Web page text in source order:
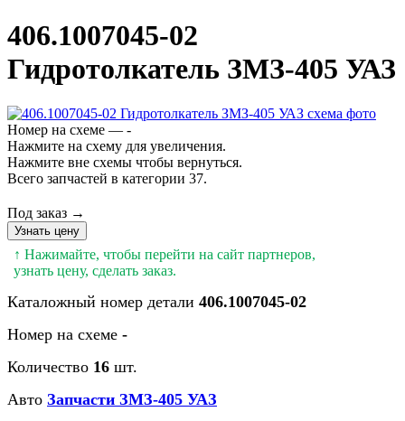
406.1007045-02
Гидротолкатель ЗМЗ-405 УАЗ
Номер на схеме — -
Нажмите на схему для увеличения.
Нажмите вне схемы чтобы вернуться.
Всего запчастей в категории 37.
Под заказ →
Узнать цену
↑ Нажимайте, чтобы перейти на сайт партнеров,
узнать цену, сделать заказ.
Каталожный номер детали 406.1007045-02
Номер на схеме -
Количество 16 шт.
Авто Запчасти ЗМЗ-405 УАЗ